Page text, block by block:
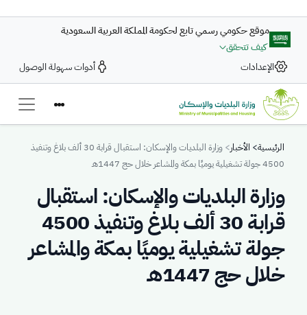
موقع حكومي رسمي تابع لحكومة المملكة العربية السعودية
كيف تتحقق
الإعدادات
أدوات سهولة الوصول
Breadcrumb
الرئيسية الأخبار
وزارة البلديات والإسكان: استقبال قرابة 30 ألف بلاغ وتنفيذ
4500 جولة تشغيلية يوميًا بمكة والمشاعر خلال حج 1447هـ
وزارة البلديات والإسكان: استقبال
قرابة 30 ألف بلاغ وتنفيذ 4500
جولة تشغيلية يوميًا بمكة والمشاعر
خلال حج 1447هـ